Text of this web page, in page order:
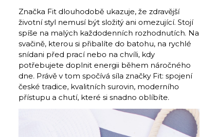
Značka Fit dlouhodobě ukazuje, že zdravější
životní styl nemusí být složitý ani omezující. Stojí
spíše na malých každodenních rozhodnutích. Na
svačině, kterou si přibalíte do batohu, na rychlé
snídani před prací nebo na chvíli, kdy
potřebujete doplnit energii během náročného
dne. Právě v tom spočívá síla značky Fit: spojení
české tradice, kvalitních surovin, moderního
přístupu a chutí, které si snadno oblíbíte.